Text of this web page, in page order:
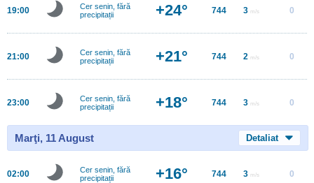
19:00
Cer senin, fără
precipitații
+24° 744 3 m/s 0
21:00
Cer senin, fără
precipitații
+21° 744 2 m/s 0
23:00
Cer senin, fără
precipitații
+18° 744 3 m/s 0
Marţi, 11 August Detaliat
02:00
Cer senin, fără
precipitații
+16° 744 3 m/s 0